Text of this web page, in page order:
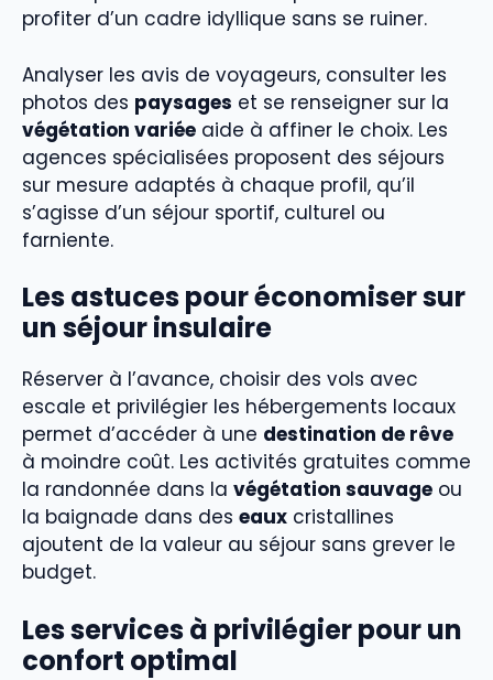
profiter d’un cadre idyllique sans se ruiner.
Analyser les avis de voyageurs, consulter les
photos des paysages et se renseigner sur la
végétation variée aide à affiner le choix. Les
agences spécialisées proposent des séjours
sur mesure adaptés à chaque profil, qu’il
s’agisse d’un séjour sportif, culturel ou
farniente.
Les astuces pour économiser sur
un séjour insulaire
Réserver à l’avance, choisir des vols avec
escale et privilégier les hébergements locaux
permet d’accéder à une destination de rêve
à moindre coût. Les activités gratuites comme
la randonnée dans la végétation sauvage ou
la baignade dans des eaux cristallines
ajoutent de la valeur au séjour sans grever le
budget.
Les services à privilégier pour un
confort optimal